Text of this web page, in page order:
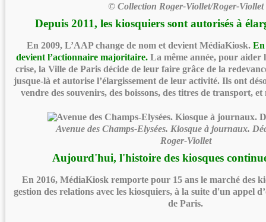
© Collection Roger-Viollet/Roger-Viollet
Depuis 2011, les kiosquiers sont autorisés à
En 2009, L’AAP change de nom et devient MédiaKiosk.En
devient l’actionnaire majoritaire. La même année, pour aider
crise, la Ville de Paris décide de leur faire grâce de la
jusque-là et autorise l’élargissement de leur activité. Ils ont
vendre des souvenirs, des boissons, des titres de transport, et
Avenue des Champs-Elysées. Kiosque à journaux.
Roger-Viollet
Aujourd'hui, l'histoire des kiosques
En 2016, MédiaKiosk remporte pour 15 ans le marché des
gestion des relations avec les kiosquiers, à la suite d'un appel
de Paris.